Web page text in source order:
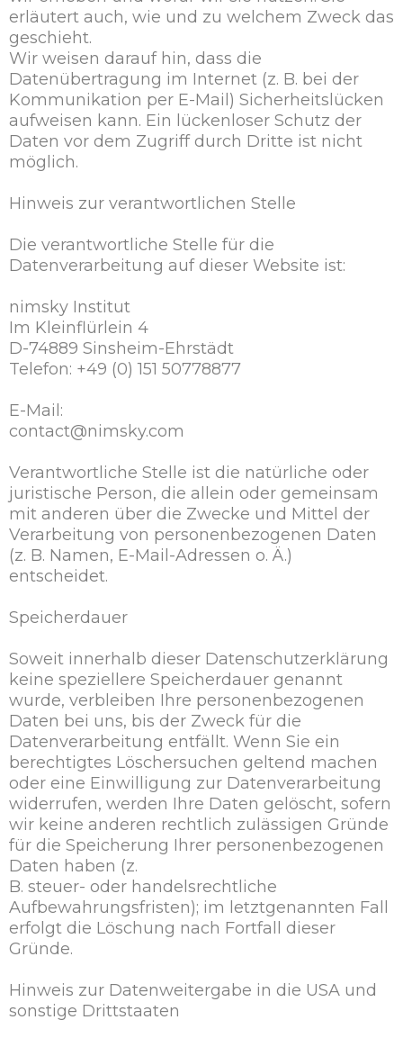
erläutert auch, wie und zu welchem Zweck das
geschieht.
Wir weisen darauf hin, dass die
Datenübertragung im Internet (z. B. bei der
Kommunikation per E-Mail) Sicherheitslücken
aufweisen kann. Ein lückenloser Schutz der
Daten vor dem Zugriff durch Dritte ist nicht
möglich.
Hinweis zur verantwortlichen Stelle
Die verantwortliche Stelle für die
Datenverarbeitung auf dieser Website ist:
nimsky Institut
Im Kleinflürlein 4
D-74889 Sinsheim-Ehrstädt
Telefon: +49 (0) 151 50778877
E-Mail:
contact@nimsky.com
Verantwortliche Stelle ist die natürliche oder
juristische Person, die allein oder gemeinsam
mit anderen über die Zwecke und Mittel der
Verarbeitung von personenbezogenen Daten
(z. B. Namen, E-Mail-Adressen o. Ä.)
entscheidet.
Speicherdauer
Soweit innerhalb dieser Datenschutzerklärung
keine speziellere Speicherdauer genannt
wurde, verbleiben Ihre personenbezogenen
Daten bei uns, bis der Zweck für die
Datenverarbeitung entfällt. Wenn Sie ein
berechtigtes Löschersuchen geltend machen
oder eine Einwilligung zur Datenverarbeitung
widerrufen, werden Ihre Daten gelöscht, sofern
wir keine anderen rechtlich zulässigen Gründe
für die Speicherung Ihrer personenbezogenen
Daten haben (z.
B. steuer- oder handelsrechtliche
Aufbewahrungsfristen); im letztgenannten Fall
erfolgt die Löschung nach Fortfall dieser
Gründe.
Hinweis zur Datenweitergabe in die USA und
sonstige Drittstaaten